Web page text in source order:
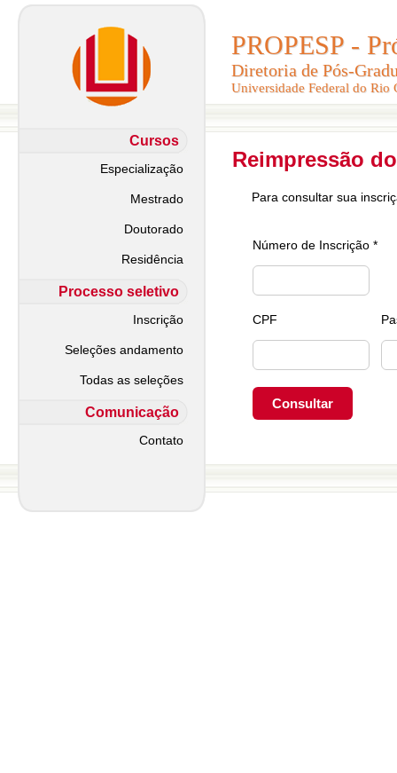
PROPESP -
Diretoria de Pós-
Universidade Federal do Rio
PROPESP -
Diretoria de Pós-
Universidade Federal do Rio
Cursos
Especialização
Mestrado
Doutorado
Residência
Processo seletivo
Inscrição
Seleções andamento
Todas as seleções
Comunicação
Contato
Reimpressão
Para consultar sua
Número de Inscrição *
CPF